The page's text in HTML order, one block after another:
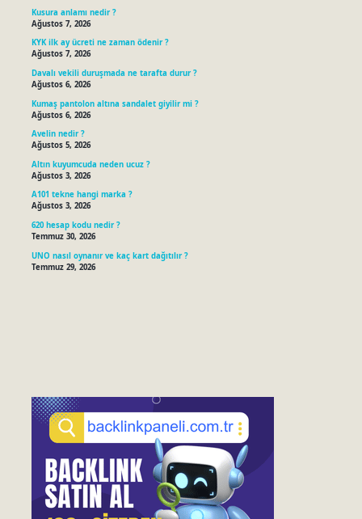
Kusura anlamı nedir ?
Ağustos 7, 2026
KYK ilk ay ücreti ne zaman ödenir ?
Ağustos 7, 2026
Davalı vekili duruşmada ne tarafta durur ?
Ağustos 6, 2026
Kumaş pantolon altına sandalet giyilir mi ?
Ağustos 6, 2026
Avelin nedir ?
Ağustos 5, 2026
Altın kuyumcuda neden ucuz ?
Ağustos 3, 2026
A101 tekne hangi marka ?
Ağustos 3, 2026
620 hesap kodu nedir ?
Temmuz 30, 2026
UNO nasıl oynanır ve kaç kart dağıtılır ?
Temmuz 29, 2026